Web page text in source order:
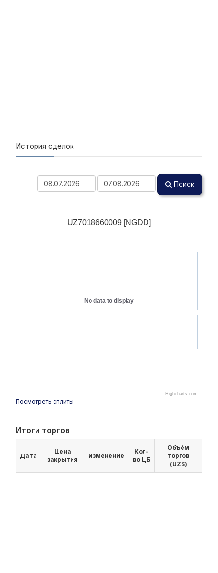
История сделок
Поиск
No data to display
UZ7018660009 [NGDD]
Highcharts.com
Посмотреть сплиты
Итоги торгов
Дата
Цена
закрытия
Изменение
Кол-
во ЦБ
Объём
торгов
(UZS)